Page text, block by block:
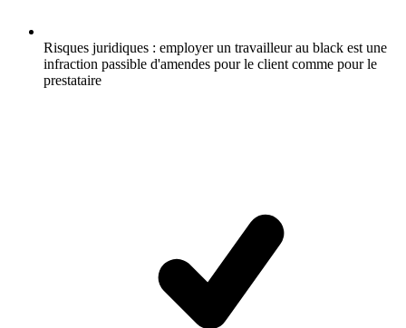
Risques juridiques : employer un travailleur au black est une
infraction passible d'amendes pour le client comme pour le
prestataire